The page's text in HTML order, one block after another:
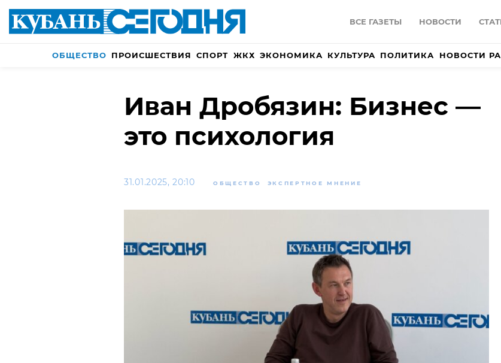
ВСЕ ГАЗЕТЫ НОВОСТИ
ОБЩЕСТВО ПРОИСШЕСТВИЯ СПОРТ ЖКХ ЭКОНОМИКА КУЛЬТУРА ПОЛИТИКА НОВОСТИ
Иван Дробязин: Бизнес —
это психология
31.01.2025, 20:10 ОБЩЕСТВО ЭКСПЕРТНОЕ МНЕНИЕ